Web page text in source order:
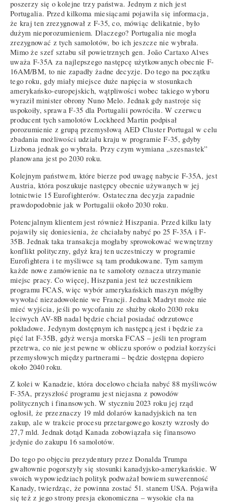
poszerzy się o kolejne trzy państwa. Jednym z nich jest
Portugalia. Przed kilkoma miesiącami pojawiła się informacja,
że kraj ten zrezygnował z F-35, co, mówiąc delikatnie, było
dużym nieporozumieniem. Dlaczego? Portugalia nie mogła
zrezygnować z tych samolotów, bo ich jeszcze nie wybrała.
Mimo że szef sztabu sił powietrznych gen. João Cartaxo Alves
uważa F-35A za najlepszego następcę użytkowanych obecnie F-
16AM/BM, to nie zapadły żadne decyzje. Do tego na początku
tego roku, gdy miały miejsce duże napięcia w stosunkach
amerykańsko-europejskich, wątpliwości wobec takiego wyboru
wyraził minister obrony Nuno Melo. Jednak gdy nastroje się
uspokoiły, sprawa F-35 dla Portugalii powróciła. W czerwcu
producent tych samolotów Lockheed Martin podpisał
porozumienie z grupą przemysłową AED Cluster Portugal w celu
zbadania możliwości udziału kraju w programie F-35, gdyby
Lizbona jednak go wybrała. Przy czym wymiana „szesnastek”
planowana jest po 2030 roku.
Kolejnym państwem, które bierze pod uwagę nabycie F-35A, jest
Austria, która poszukuje następcy obecnie używanych w jej
lotnictwie 15 Eurofighterów. Ostateczna decyzja zapadnie
prawdopodobnie jak w Portugalii około 2030 roku.
Potencjalnym klientem jest również Hiszpania. Przed kilku laty
pojawiły się doniesienia, że chciałaby nabyć po 25 F-35A i F-
35B. Jednak taka transakcja mogłaby sprowokować wewnętrzny
konflikt polityczny, gdyż kraj ten uczestniczy w programie
Eurofightera i te myśliwce są tam produkowane. Tym samym
każde nowe zamówienie na te samoloty oznacza utrzymanie
miejsc pracy. Co więcej, Hiszpania jest też uczestnikiem
programu FCAS, więc wybór amerykańskich maszyn mógłby
wywołać niezadowolenie we Francji. Jednak Madryt może nie
mieć wyjścia, jeśli po wycofaniu ze służby około 2030 roku
leciwych AV-8B nadal będzie chciał posiadać odrzutowce
pokładowe. Jedynym dostępnym ich następcą jest i będzie za
pięć lat F-35B, gdyż wersja morska FCAS – jeśli ten program
przetrwa, co nie jest pewne w obliczu sporów o podział korzyści
przemysłowych między partnerami – będzie dostępna dopiero
około 2040 roku.
Z kolei w Kanadzie, która docelowo chciała nabyć 88 myśliwców
F-35A, przyszłość programu jest niejasna z powodów
politycznych i finansowych. W styczniu 2023 roku jej rząd
ogłosił, że przeznaczy 19 mld dolarów kanadyjskich na ten
zakup, ale w trakcie procesu przetargowego koszty wzrosły do
27,7 mld. Jednak dotąd Kanada zobowiązała się finansowo
jedynie do zakupu 16 samolotów.
Do tego po objęciu prezydentury przez Donalda Trumpa
gwałtownie pogorszyły się stosunki kanadyjsko-amerykańskie. W
swoich wypowiedziach polityk podważał bowiem suwerenność
Kanady, twierdząc, że powinna zostać 51. stanem USA. Pojawiła
się też z jego strony presja ekonomiczna – wysokie cła na